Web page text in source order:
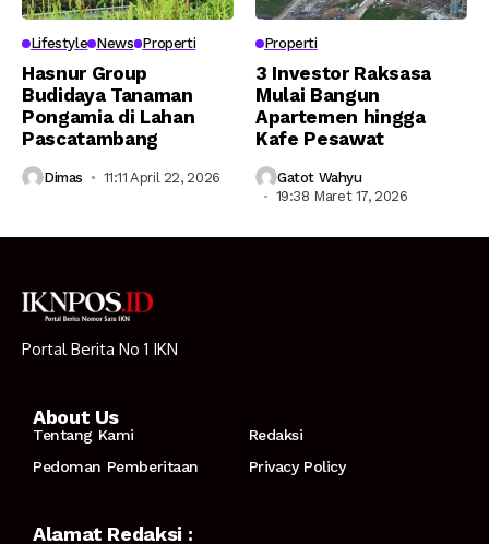
Lifestyle News Properti
Hasnur Group
Budidaya Tanaman
Pongamia di Lahan
Pascatambang
Dimas 11:11 April 22, 2026
Properti
3 Investor Raksasa
Mulai Bangun
Apartemen hingga
Kafe Pesawat
Gatot Wahyu
19:38 Maret 17, 2026
Portal Berita No 1 IKN
About Us
Tentang Kami
Redaksi
Pedoman Pemberitaan
Privacy Policy
Alamat Redaksi :